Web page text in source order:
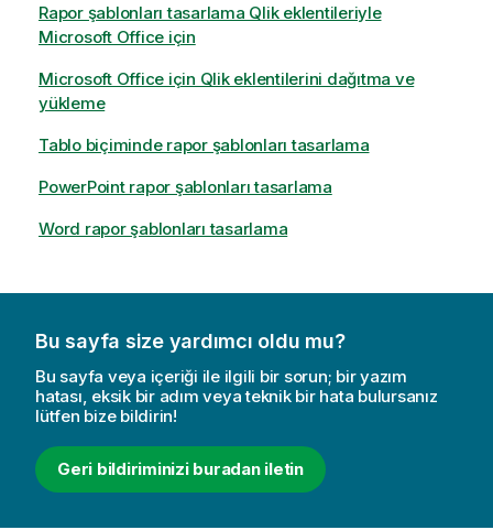
Rapor şablonları tasarlama Qlik eklentileriyle
Microsoft Office için
Microsoft Office için Qlik eklentilerini dağıtma ve
yükleme
Tablo biçiminde rapor şablonları tasarlama
PowerPoint rapor şablonları tasarlama
Word rapor şablonları tasarlama
Bu sayfa size yardımcı oldu mu?
Bu sayfa veya içeriği ile ilgili bir sorun; bir yazım
hatası, eksik bir adım veya teknik bir hata bulursanız
lütfen bize bildirin!
Geri bildiriminizi buradan iletin